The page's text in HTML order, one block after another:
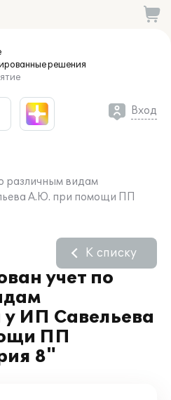
решения
Вход
различным видам
А.Ю. при помощи ПП
учет по
у ИП Савельева
ПП
8"
К списку